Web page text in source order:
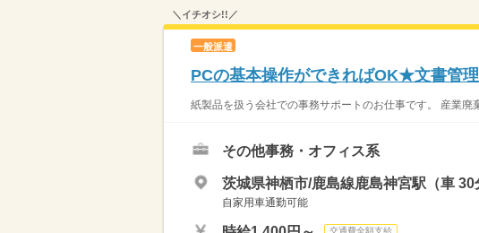
＼イチオシ!!／
一般派遣
PCの基本操作ができればOK★文書管
紙製品を扱う会社での事務サポートのお仕事です。 産業廃
その他事務・オフィス系
茨城県神栖市/鹿島線鹿島神宮駅（車 30
自家用車通勤可能
交通費全額支給